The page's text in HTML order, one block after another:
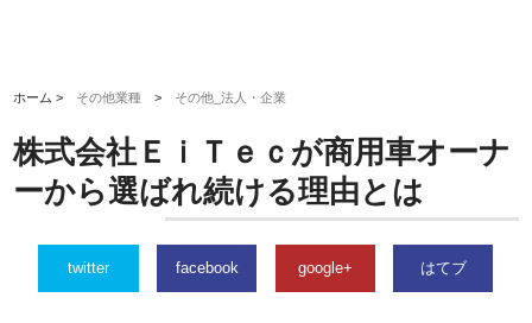
ホーム > その他業種 > その他_法人・企業
株式会社ＥｉＴｅｃが商用車オーナ
ーから選ばれ続ける理由とは
twitter facebook google+ はてブ